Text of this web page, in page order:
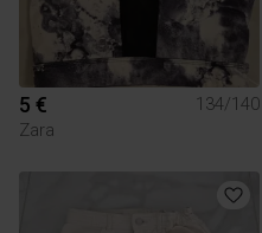
5 €
134/140
Zara